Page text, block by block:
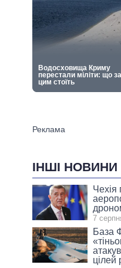
ІНШІ НОВИНИ
Чехія
7
База
цілей